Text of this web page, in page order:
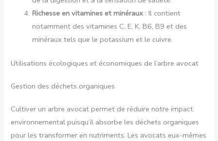
Richesse en vitamines et minéraux : Il contient
notamment des vitamines C, E, K, B6, B9 et des
minéraux tels que le potassium et le cuivre.
Utilisations écologiques et économiques de l’arbre avocat
Gestion des déchets organiques
Cultiver un arbre avocat permet de réduire notre impact
environnemental puisqu’il absorbe les déchets organiques
pour les transformer en nutriments. Les avocats eux-mêmes